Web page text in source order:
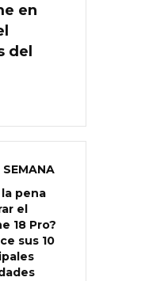
en
del
la pena
el
18 Pro?
sus 10